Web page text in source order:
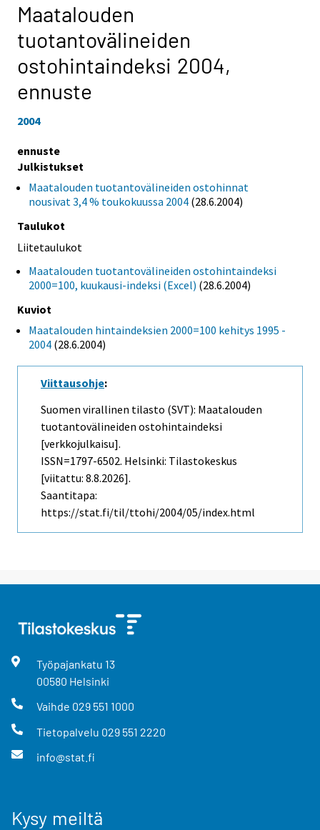
Maatalouden
tuotantovälineiden
ostohintaindeksi 2004,
ennuste
2004
ennuste
Julkistukset
Maatalouden tuotantovälineiden ostohinnat
nousivat 3,4 % toukokuussa 2004 (28.6.2004)
Taulukot
Liitetaulukot
Maatalouden tuotantovälineiden ostohintaindeksi
2000=100, kuukausi-indeksi (Excel) (28.6.2004)
Kuviot
Maatalouden hintaindeksien 2000=100 kehitys 1995 -
2004 (28.6.2004)
Viittausohje:
Suomen virallinen tilasto (SVT): Maatalouden
tuotantovälineiden ostohintaindeksi
[verkkojulkaisu].
ISSN=1797-6502. Helsinki: Tilastokeskus
[viitattu: 8.8.2026].
Saantitapa:
https://stat.fi/til/ttohi/2004/05/index.html
Työpajankatu 13
00580 Helsinki
Vaihde 029 551 1000
Tietopalvelu 029 551 2220
info@stat.fi
Kysy meiltä